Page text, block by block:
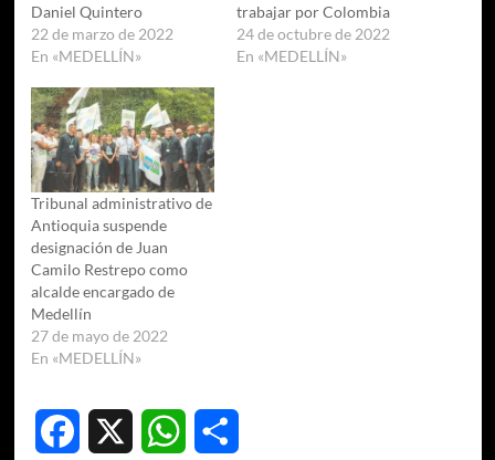
Daniel Quintero
22 de marzo de 2022
En «MEDELLÍN»
trabajar por Colombia
24 de octubre de 2022
En «MEDELLÍN»
Tribunal administrativo de
Antioquia suspende
designación de Juan
Camilo Restrepo como
alcalde encargado de
Medellín
27 de mayo de 2022
En «MEDELLÍN»
Facebook WhatsApp